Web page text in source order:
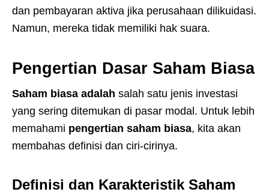
dan pembayaran aktiva jika perusahaan dilikuidasi.
Namun, mereka tidak memiliki hak suara.
Pengertian Dasar Saham Biasa
Saham biasa adalah salah satu jenis investasi
yang sering ditemukan di pasar modal. Untuk lebih
memahami pengertian saham biasa, kita akan
membahas definisi dan ciri-cirinya.
Definisi dan Karakteristik Saham